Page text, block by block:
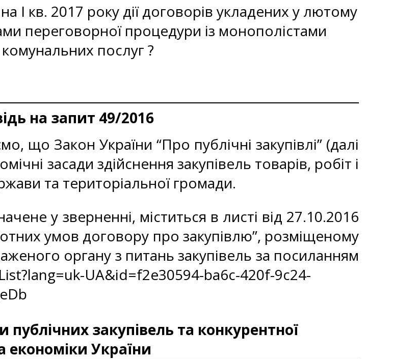
І кв. 2017 року дії договорів укладених у лютому
переговорної процедури із монополістами
послуг ?
на запит 49/2016
що Закон України “Про публічні закупівлі” (далі
засади здійснення закупівель товарів, робіт і
та територіальної громади.
у зверненні, міститься в листі від 27.10.2016
умов договору про закупівлю”, розміщеному
органу з питань закупівель за посиланням
UA&id=f2e30594-ba6c-420f-9c24-
закупівель та конкурентної
економіки України